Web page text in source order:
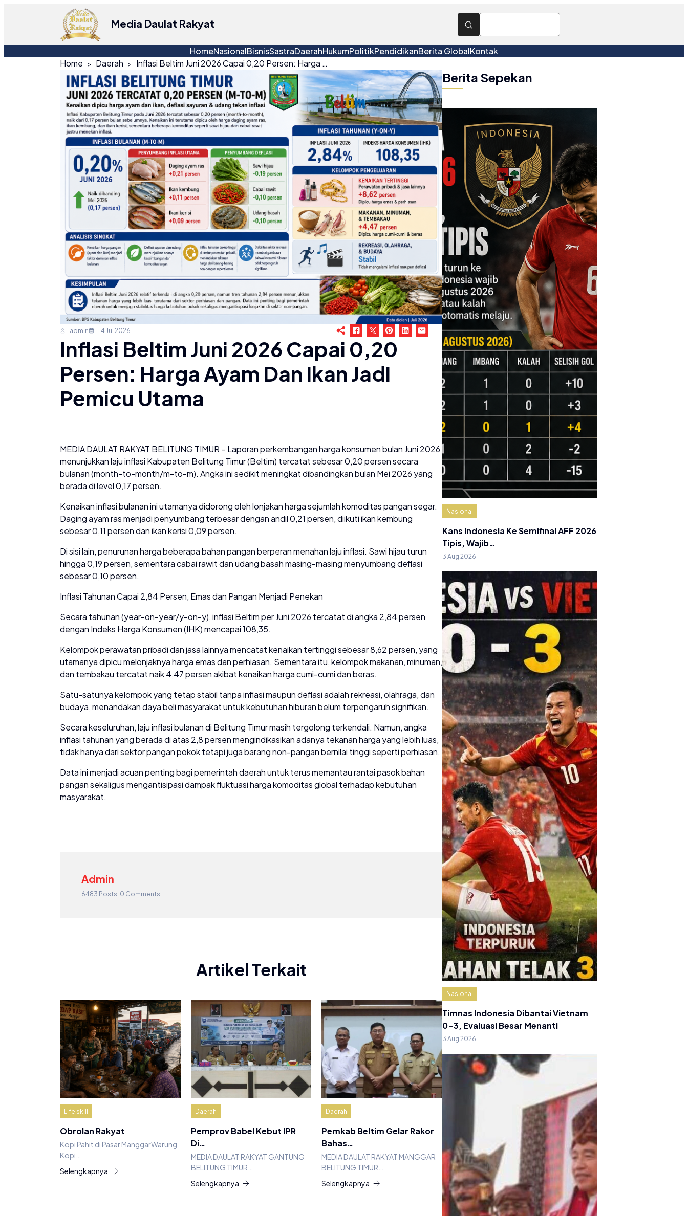
Media Daulat Rakyat
HomeNasionalBisnisSastraDaerahHukumPolitikPendidikanBerita GlobalKontak
Home
Daerah Inflasi Beltim Juni 2026 Capai 0,20 Persen: Harga Ayam dan Ikan Jadi Pemicu Utama
admin 4 Jul 2026
Inflasi Beltim Juni 2026 Capai 0,20
Persen: Harga Ayam Dan Ikan Jadi
Pemicu Utama
MEDIA DAULAT RAKYAT BELITUNG TIMUR – Laporan perkembangan harga konsumen bulan Juni 2026
menunjukkan laju inflasi Kabupaten Belitung Timur (Beltim) tercatat sebesar 0,20 persen secara
bulanan (month-to-month/m-to-m). Angka ini sedikit meningkat dibandingkan bulan Mei 2026 yang
berada di level 0,17 persen.
Kenaikan inflasi bulanan ini utamanya didorong oleh lonjakan harga sejumlah komoditas pangan segar.
Daging ayam ras menjadi penyumbang terbesar dengan andil 0,21 persen, diikuti ikan kembung
sebesar 0,11 persen dan ikan kerisi 0,09 persen.
Di sisi lain, penurunan harga beberapa bahan pangan berperan menahan laju inflasi. Sawi hijau turun
hingga 0,19 persen, sementara cabai rawit dan udang basah masing-masing menyumbang deflasi
sebesar 0,10 persen.
Inflasi Tahunan Capai 2,84 Persen, Emas dan Pangan Menjadi Penekan
Secara tahunan (year-on-year/y-on-y), inflasi Beltim per Juni 2026 tercatat di angka 2,84 persen
dengan Indeks Harga Konsumen (IHK) mencapai 108,35.
Kelompok perawatan pribadi dan jasa lainnya mencatat kenaikan tertinggi sebesar 8,62 persen, yang
utamanya dipicu melonjaknya harga emas dan perhiasan. Sementara itu, kelompok makanan, minuman,
dan tembakau tercatat naik 4,47 persen akibat kenaikan harga cumi-cumi dan beras.
Satu-satunya kelompok yang tetap stabil tanpa inflasi maupun deflasi adalah rekreasi, olahraga, dan
budaya, menandakan daya beli masyarakat untuk kebutuhan hiburan belum terpengaruh signifikan.
Secara keseluruhan, laju inflasi bulanan di Belitung Timur masih tergolong terkendali. Namun, angka
inflasi tahunan yang berada di atas 2,8 persen mengindikasikan adanya tekanan harga yang lebih luas,
tidak hanya dari sektor pangan pokok tetapi juga barang non-pangan bernilai tinggi seperti perhiasan.
Data ini menjadi acuan penting bagi pemerintah daerah untuk terus memantau rantai pasok bahan
pangan sekaligus mengantisipasi dampak fluktuasi harga komoditas global terhadap kebutuhan
masyarakat.
Admin
6483 Posts 0 Comments
Artikel Terkait
Life skill
Obrolan Rakyat
Kopi Pahit di Pasar ManggarWarung
Kopi…
Selengkapnya
Daerah
Pemprov Babel Kebut IPR
Di…
MEDIA DAULAT RAKYAT GANTUNG
BELITUNG TIMUR…
Selengkapnya
Daerah
Pemkab Beltim Gelar Rakor
Bahas…
MEDIA DAULAT RAKYAT MANGGAR
BELITUNG TIMUR…
Selengkapnya
Berita Sepekan
Nasional
Kans Indonesia Ke Semifinal AFF 2026
Tipis, Wajib…
3 Aug 2026
Nasional
Timnas Indonesia Dibantai Vietnam
0-3, Evaluasi Besar Menanti
3 Aug 2026